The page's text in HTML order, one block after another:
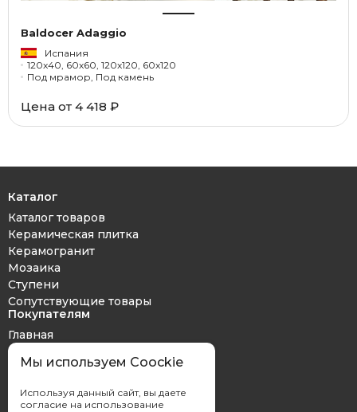
Baldocer Adaggio
Испания
120x40, 60x60, 120x120, 60x120
Под мрамор, Под камень
Цена от 4 418 ₽
Каталог
Каталог товаров
Керамическая плитка
Керамогранит
Мозаика
Ступени
Сопутствующие товары
Покупателям
Главная
Дизайн проект
Оплата и доставка
Контакты
Мы используем Coockie
Используя данный сайт, вы даете
согласие на использование